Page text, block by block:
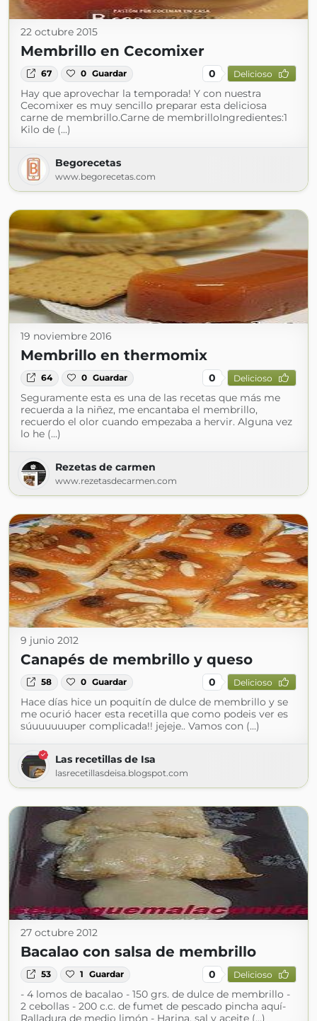
22 octubre 2015
Membrillo en Cecomixer
67 0 Guardar 0 Delicioso
Hay que aprovechar la temporada! Y con nuestra
Cecomixer es muy sencillo preparar esta deliciosa
carne de membrillo.Carne de membrilloIngredientes:1
Kilo de (...)
Begorecetas
www.begorecetas.com
19 noviembre 2016
Membrillo en thermomix
64 0 Guardar 0 Delicioso
Seguramente esta es una de las recetas que más me
recuerda a la niñez, me encantaba el membrillo,
recuerdo el olor cuando empezaba a hervir. Alguna vez
lo he (...)
Rezetas de carmen
www.rezetasdecarmen.com
9 junio 2012
Canapés de membrillo y queso
58 0 Guardar 0 Delicioso
Hace días hice un poquitín de dulce de membrillo y se
me ocurió hacer esta recetilla que como podeis ver es
súuuuuuuper complicada!! jejeje.. Vamos con (...)
Las recetillas de Isa
lasrecetillasdeisa.blogspot.com
27 octubre 2012
Bacalao con salsa de membrillo
53 1 Guardar 0 Delicioso
- 4 lomos de bacalao - 150 grs. de dulce de membrillo -
2 cebollas - 200 c.c. de fumet de pescado pincha aquí-
Ralladura de medio limón - Harina, sal y aceite (...)